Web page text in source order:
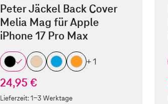
Peter Jäckel Back Cover
Melia Mag für Apple
iPhone 17 Pro Max
+ 1
24,95 €
Lieferzeit:1-3 Werktage